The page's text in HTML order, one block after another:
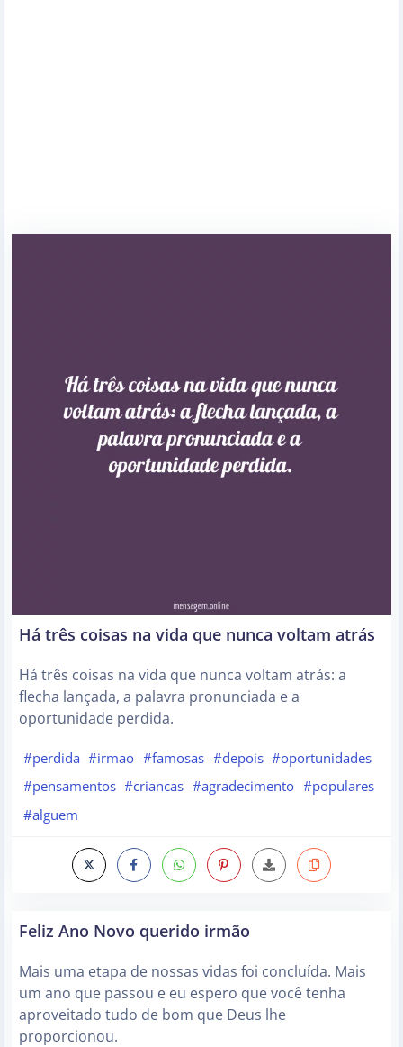
Há três coisas na vida que nunca voltam atrás
Há três coisas na vida que nunca voltam atrás: a
flecha lançada, a palavra pronunciada e a
oportunidade perdida.
#perdida #irmao #famosas #depois #oportunidades
#pensamentos #criancas #agradecimento #populares
#alguem
Feliz Ano Novo querido irmão
Mais uma etapa de nossas vidas foi concluída. Mais
um ano que passou e eu espero que você tenha
aproveitado tudo de bom que Deus lhe
proporcionou.